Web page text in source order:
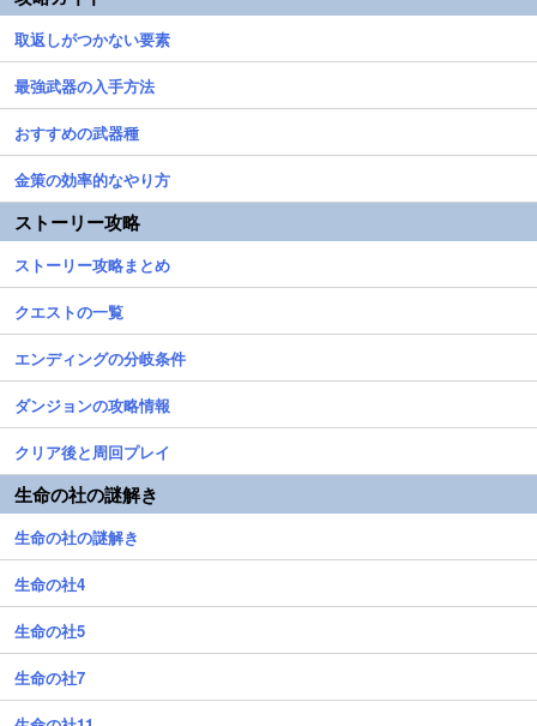
取返しがつかない要素
最強武器の入手方法
おすすめの武器種
金策の効率的なやり方
ストーリー攻略
ストーリー攻略まとめ
クエストの一覧
エンディングの分岐条件
ダンジョンの攻略情報
クリア後と周回プレイ
生命の社の謎解き
生命の社の謎解き
生命の社4
生命の社5
生命の社7